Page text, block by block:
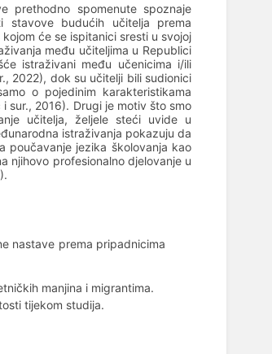
prethodno spomenute spoznaje
stavove budućih učitelja prema
će se ispitanici sresti u svojoj
među učiteljima u Republici
istraživani među učenicima i/ili
2022), dok su učitelji bili sudionici
o pojedinim karakteristikama
sur., 2016). Drugi je motiv što smo
učitelja, željele steći uvide u
istraživanja pokazuju da
poučavanje jezika školovanja kao
njihovo profesionalno djelovanje u
nastave prema pripadnicima
manjina i migrantima.
tijekom studija.